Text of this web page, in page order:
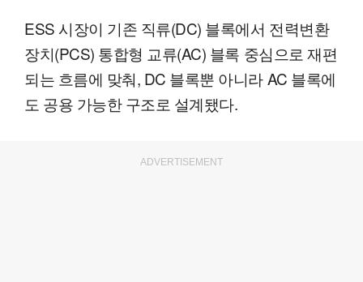
ESS 시장이 기존 직류(DC) 블록에서 전력변환
장치(PCS) 통합형 교류(AC) 블록 중심으로 재편
되는 흐름에 맞춰, DC 블록뿐 아니라 AC 블록에
도 공용 가능한 구조로 설계됐다.
ADVERTISEMENT